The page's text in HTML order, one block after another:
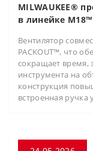
MILWAUKEE®
в линейке M18™
Вентилятор
PACKOUT™, что
сокращает время,
инструмента на
конструкция
встроенная ручка